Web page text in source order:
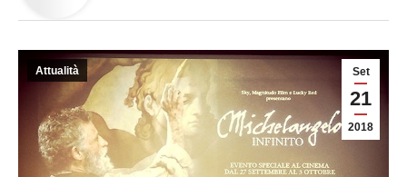
Set
21
2018
Attualità